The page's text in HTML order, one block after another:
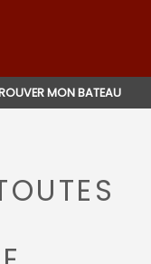
MON BATEAU